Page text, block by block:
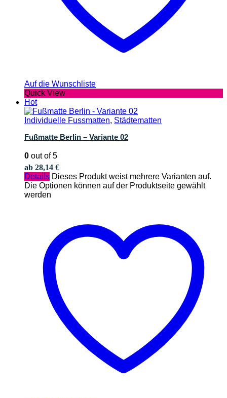
Auf die Wunschliste
Quick View
Hot
Individuelle Fussmatten, Städtematten
Fußmatte Berlin – Variante 02
0 out of 5
ab 28,14 €
Details Dieses Produkt weist mehrere Varianten auf.
Die Optionen können auf der Produktseite gewählt
werden